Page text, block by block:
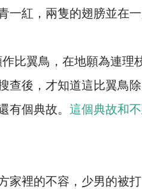
紅，兩隻的翅膀並在一
比翼鳥，在地願為連理
查後，才知道這比翼鳥
個典故。 這個典故和
家裡的不容，少男的被